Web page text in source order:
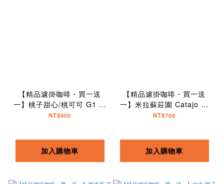
【精品濾掛咖啡・買一送
一】桃子甜心/桃可可 G1 水
洗｜10入
NT$600
加入購物車
【精品濾掛咖啡・買一送
一】米拉蘇莊園 Catajo 藝
伎拼配｜10入
NT$700
加入購物車